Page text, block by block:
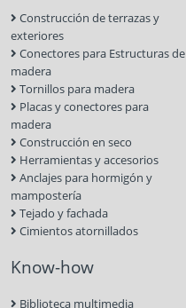
Construcción de terrazas y
exteriores
Conectores para Estructuras de
madera
Tornillos para madera
Placas y conectores para
madera
Construcción en seco
Herramientas y accesorios
Anclajes para hormigón y
mampostería
Tejado y fachada
Cimientos atornillados
Know-how
Biblioteca multimedia